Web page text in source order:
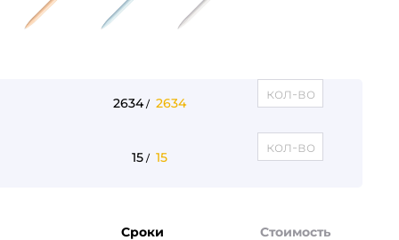
2634 / 2634
15 / 15
Сроки
Стоимость